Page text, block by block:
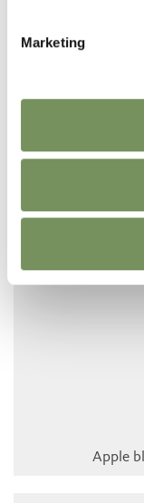
Marketing
Apple